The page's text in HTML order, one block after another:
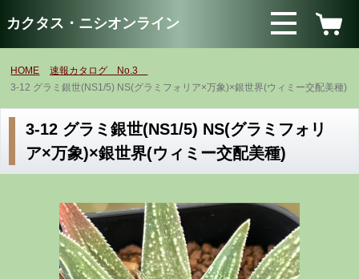
カクタス・ニシオンライン
HOME
速報カタログ No.3
3-12 グラミ銀世(NS1/5) NS(グラミフォリア×万象)×銀世界(ウィミー交配美種)
3-12 グラミ銀世(NS1/5) NS(グラミフォリ
ア×万象)×銀世界(ウィミー交配美種)